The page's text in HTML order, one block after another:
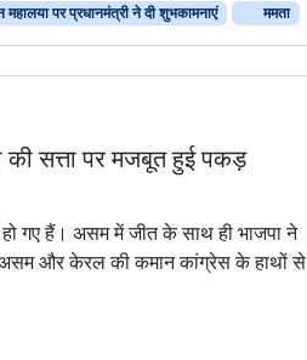
महालया पर प्रधानमंत्री ने दी शुभकामनाएं ममता
सत्ता पर मजबूत हुई पकड़
हो गए हैं। असम में जीत के साथ ही भाजपा ने
असम और केरल की कमान कांग्रेस के हाथों से